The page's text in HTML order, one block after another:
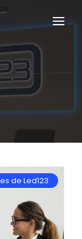
de Led123